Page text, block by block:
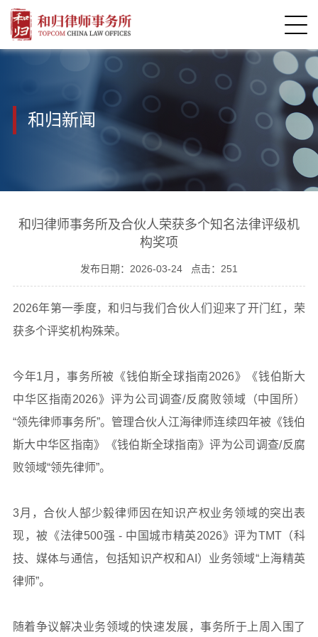
和归新闻
和归律师事务所及合伙人荣获多个知名法律评级机
构奖项
发布日期： 2026-03-24 点击： 251
2026年第一季度，和归与我们合伙人们迎来了开门红，荣
获多个评奖机构殊荣。
今年1月，事务所被《钱伯斯全球指南2026》《钱伯斯大
中华区指南2026》评为公司调查/反腐败领域（中国所）
“领先律师事务所”。管理合伙人江海律师连续四年被《钱伯
斯大中华区指南》《钱伯斯全球指南》评为公司调查/反腐
败领域“领先律师”。
3月，合伙人郜少毅律师因在知识产权业务领域的突出表
现，被《法律500强 - 中国城市精英2026》评为TMT（科
技、媒体与通信，包括知识产权和AI）业务领域“上海精英
律师”。
随着争议解决业务领域的快速发展，事务所于上周入围了